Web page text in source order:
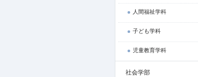
人間福祉学科
子ども学科
児童教育学科
社会学部